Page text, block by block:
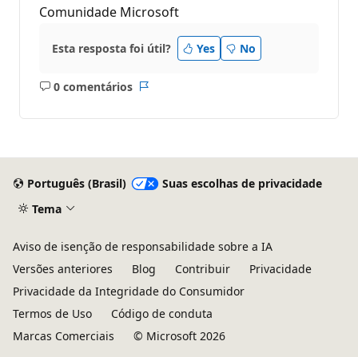
Comunidade Microsoft
Esta resposta foi útil? Yes No
0 comentários
Sem
Português (Brasil)
Suas escolhas de privacidade
Tema
Aviso de isenção de responsabilidade sobre a IA
Versões anteriores
Blog Contribuir
Privacidade
Privacidade da Integridade do Consumidor
Termos de Uso
Código de conduta
Marcas Comerciais
© Microsoft 2026